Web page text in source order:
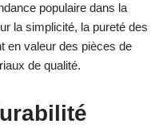
populaire dans la
la simplicité, la pureté des
en valeur des pièces de
de qualité.